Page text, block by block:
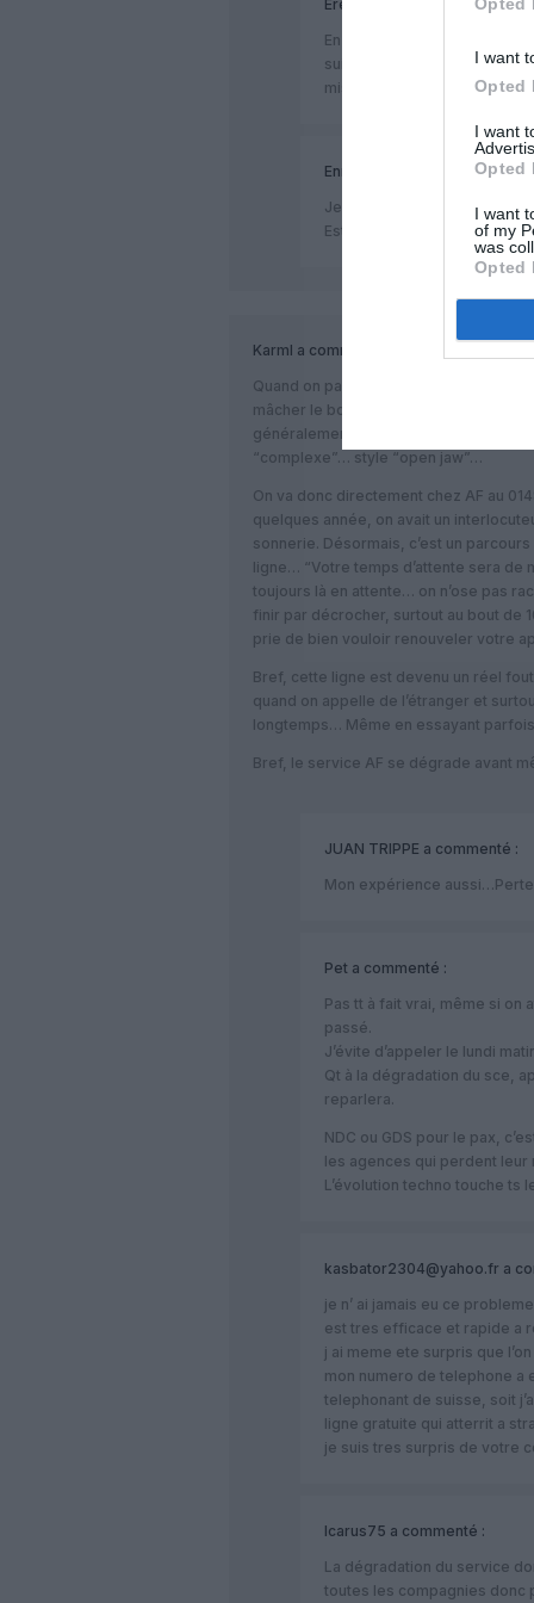
I want
Opted
I want
Opted
I want
of my
was
Opted
Erebe
En effet, ces avions affrétés
suite à la grève de la
mises à disposition des
Enrique a commenté :
Je ne savais pas qu’AF
Est ce le vol qui dessert en
Karml a commenté :
Quand on passe par une agence de
mâcher le boulot en leur
généralement ils ne comprennent rien
“complexe”… style “open jaw”…
On va donc directement chez AF au
quelques année, on avait un
sonnerie. Désormais, c’est un
ligne… “Votre temps d’attente sera de
toujours là en attente… on n’ose pas
finir par décrocher, surtout au bout de
prie de bien vouloir renouveler votre
Bref, cette ligne est devenu un réel
quand on appelle de l’étranger et
longtemps… Même en essayant parfois
Bref, le service AF se dégrade avant
JUAN TRIPPE a commenté :
Mon expérience aussi…Perte
Pet a commenté :
Pas tt à fait vrai, même si on
passé.
J’évite d’appeler le lundi
Qt à la dégradation du sce,
reparlera.
NDC ou GDS pour le pax,
les agences qui perdent leur
L’évolution techno touche ts
kasbator2304@yahoo.fr a
je n’ ai jamais eu ce
est tres efficace et rapide a
j ai meme ete surpris que
mon numero de telephone a
telephonant de suisse, soit
ligne gratuite qui atterrit a
je suis tres surpris de votre
Icarus75 a commenté :
La dégradation du service
toutes les compagnies donc